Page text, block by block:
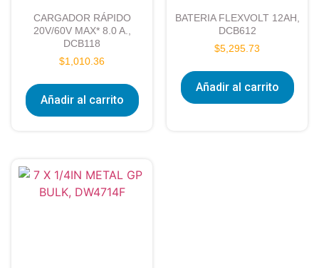
CARGADOR RÁPIDO
20V/60V MAX* 8.0 A.,
DCB118
$1,010.36
Añadir al carrito
BATERIA FLEXVOLT 12AH,
DCB612
$5,295.73
Añadir al carrito